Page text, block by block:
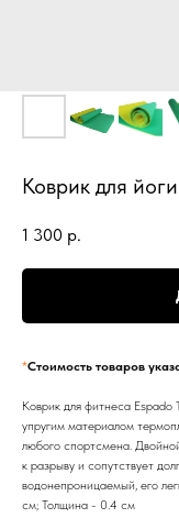
Коврик для
1 300 р.
*Стоимость товаров
Коврик для фитнеса Espado
упругим материалом
любого спортсмена.
к разрыву и сопутствует
водонепроницаемый, его
см; Толщина - 0.4 см